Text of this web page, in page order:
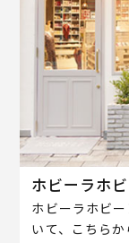
ホビーラホ
ホビーラホビ
いて、こちらか